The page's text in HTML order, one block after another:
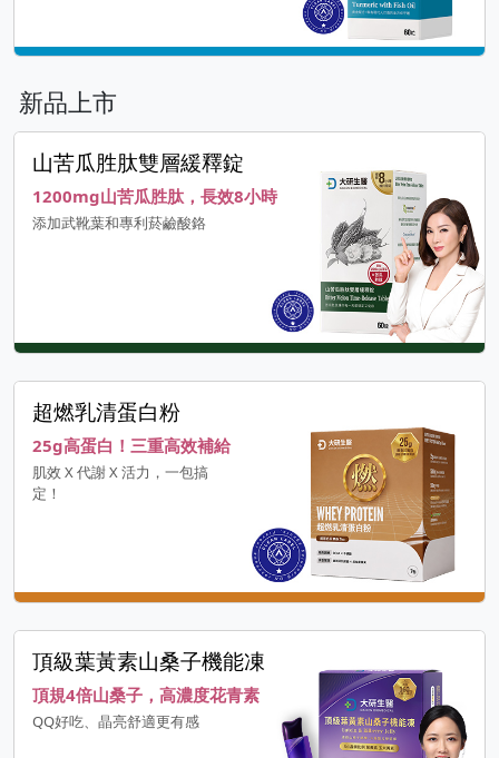
新品上市
山苦瓜胜肽雙層緩釋錠
1200mg山苦瓜胜肽，長效8小時
添加武靴葉和專利菸鹼酸鉻
超燃乳清蛋白粉
25g高蛋白！三重高效補給
肌效 X 代謝 X 活力，一包搞
定！
頂級葉黃素山桑子機能凍
頂規4倍山桑子，高濃度花青素
QQ好吃、晶亮舒適更有感